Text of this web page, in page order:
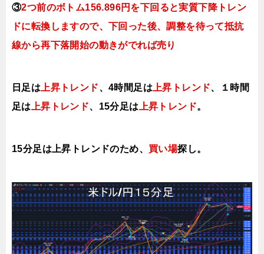
③2つ前のボトム156.896円を下回ると実質下降トレン
ドに転換しますので、下回った後、調整を待って抵抗
線から再下落開始の動きがでれば売り
日足は 上昇トレンド、4時間足は 上昇トレンド、１時間
足は
上昇トレンド、15分足は 上昇トレンド。
15分足は上昇トレンドのため、 買い場探し。